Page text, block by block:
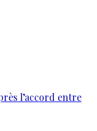
l’accord entre